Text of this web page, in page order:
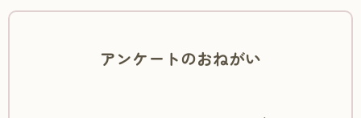
アンケートのおねがい